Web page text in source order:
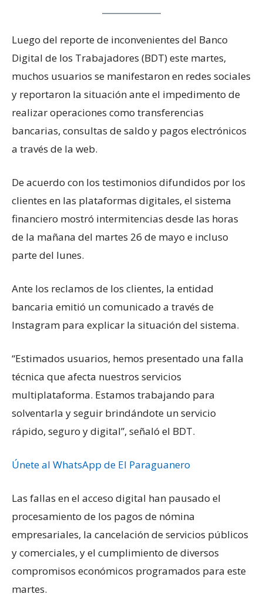
Luego del reporte de inconvenientes del Banco
Digital de los Trabajadores (BDT) este martes,
muchos usuarios se manifestaron en redes sociales
y reportaron la situación ante el impedimento de
realizar operaciones como transferencias
bancarias, consultas de saldo y pagos electrónicos
a través de la web.
De acuerdo con los testimonios difundidos por los
clientes en las plataformas digitales, el sistema
financiero mostró intermitencias desde las horas
de la mañana del martes 26 de mayo e incluso
parte del lunes.
Ante los reclamos de los clientes, la entidad
bancaria emitió un comunicado a través de
Instagram para explicar la situación del sistema.
“Estimados usuarios, hemos presentado una falla
técnica que afecta nuestros servicios
multiplataforma. Estamos trabajando para
solventarla y seguir brindándote un servicio
rápido, seguro y digital”, señaló el BDT.
Únete al WhatsApp de El Paraguanero
Las fallas en el acceso digital han pausado el
procesamiento de los pagos de nómina
empresariales, la cancelación de servicios públicos
y comerciales, y el cumplimiento de diversos
compromisos económicos programados para este
martes.